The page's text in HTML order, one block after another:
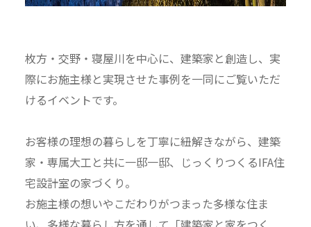
枚方・交野・寝屋川を中心に、建築家と創造し、実
際にお施主様と実現させた事例を一同にご覧いただ
けるイベントです。
お客様の理想の暮らしを丁寧に紐解きながら、建築
家・専属大工と共に一邸一邸、じっくりつくるIFA住
宅設計室の家づくり。
お施主様の想いやこだわりがつまった多様な住ま